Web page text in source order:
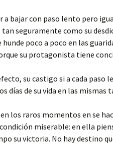
a bajar con paso lento pero
seguramente como su
poco a poco en las
su protagonista tiene
su castigo si a cada
días de su vida en las mismas
los raros momentos en se
miserable: en ella
su victoria. No hay destino